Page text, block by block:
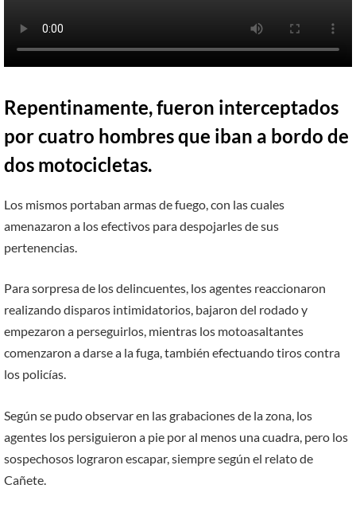
Repentinamente, fueron interceptados
por cuatro hombres que iban a bordo de
dos motocicletas.
Los mismos portaban armas de fuego, con las cuales
amenazaron a los efectivos para despojarles de sus
pertenencias.
Para sorpresa de los delincuentes, los agentes reaccionaron
realizando disparos intimidatorios, bajaron del rodado y
empezaron a perseguirlos, mientras los motoasaltantes
comenzaron a darse a la fuga, también efectuando tiros contra
los policías.
Según se pudo observar en las grabaciones de la zona, los
agentes los persiguieron a pie por al menos una cuadra, pero los
sospechosos lograron escapar, siempre según el relato de
Cañete.